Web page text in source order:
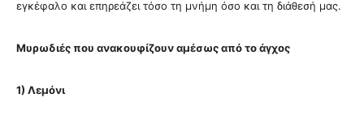
εγκέφαλο και επηρεάζει τόσο τη μνήμη όσο και τη διάθεσή μας.
Μυρωδιές που ανακουφίζουν αμέσως από το άγχος
1) Λεμόνι